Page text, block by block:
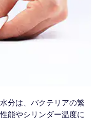
分は、バクテリアの繁
能やシリンダー温度に